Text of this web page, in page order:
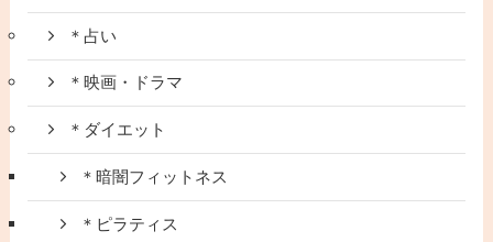
＊占い
＊映画・ドラマ
＊ダイエット
＊暗闇フィットネス
＊ピラティス